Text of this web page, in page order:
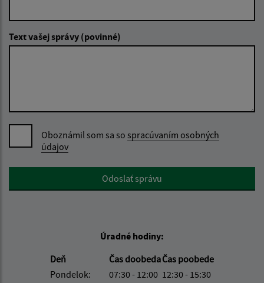
Text vašej správy (povinné)
Oboznámil som sa so spracúvaním osobných
údajov
Google reCaptcha ResponseOdoslať správu
Úradné hodiny:
Deň
Čas doobedaČas poobede
Pondelok:
07:30 - 12:00 12:30 - 15:30